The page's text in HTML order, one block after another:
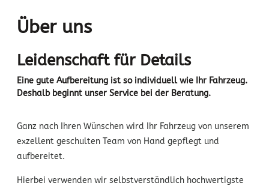
Über uns
Leidenschaft für Details
Eine gute Aufbereitung ist so individuell wie Ihr Fahrzeug.
Deshalb beginnt unser Service bei der Beratung.
Ganz nach Ihren Wünschen wird Ihr Fahrzeug von unserem
exzellent geschulten Team von Hand gepflegt und
aufbereitet.
Hierbei verwenden wir selbstverständlich hochwertigste